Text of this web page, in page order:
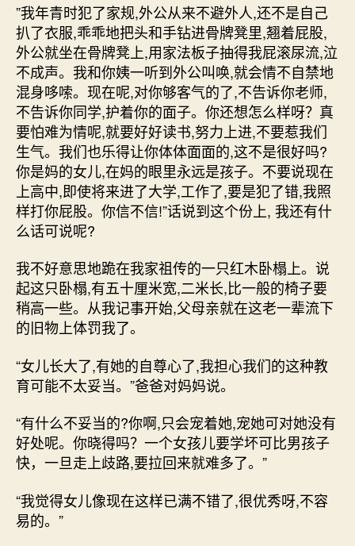
”我年青时犯了家规,外公从来不避外人,还不是自己
扒了衣服,乖乖地把头和手钻进骨牌凳里,翘着屁股,
外公就坐在骨牌凳上,用家法板子抽得我屁滚尿流,泣
不成声。我和你姨一听到外公叫唤,就会情不自禁地
混身哆嗦。现在呢,对你够客气的了,不告诉你老师,
不告诉你同学,护着你的面子。你还想怎么样呀？真
要怕难为情呢,就要好好读书,努力上进,不要惹我们
生气。我们也乐得让你体体面面的,这不是很好吗?
你是妈的女儿,在妈的眼里永远是孩子。不要说现在
上高中,即使将来进了大学,工作了,要是犯了错,我照
样打你屁股。你信不信!”话说到这个份上, 我还有什
么话可说呢?
我不好意思地跪在我家祖传的一只红木卧榻上。说
起这只卧榻,有五十厘米宽,二米长,比一般的椅子要
稍高一些。从我记事开始,父母亲就在这老一辈流下
的旧物上体罚我了。
“女儿长大了,有她的自尊心了,我担心我们的这种教
育可能不太妥当。”爸爸对妈妈说。
“有什么不妥当的?你啊,只会宠着她,宠她可对她没有
好处呢。你晓得吗？一个女孩儿要学坏可比男孩子
快，一旦走上歧路,要拉回来就难多了。”
“我觉得女儿像现在这样已满不错了,很优秀呀,不容
易的。”